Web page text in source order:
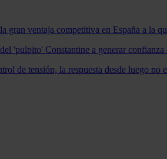
gran ventaja competitiva en España a la
'pulpito' Constantine a generar confianza
de tensión, la respuesta desde luego no